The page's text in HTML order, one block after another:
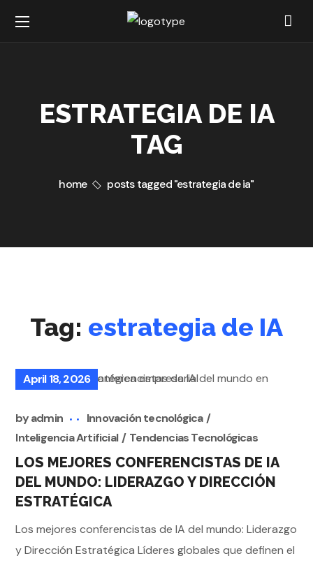
ESTRATEGIA DE IA
TAG
home posts tagged "estrategia de ia"
Tag: estrategia de IA
April 18, 2026
byadmin
Innovación tecnológica
Inteligencia Artificial
Tendencias Tecnológicas
LOS MEJORES CONFERENCISTAS DE IA
DEL MUNDO: LIDERAZGO Y DIRECCIÓN
ESTRATÉGICA
Los mejores conferencistas de IA del mundo: Liderazgo
y Dirección Estratégica Líderes globales que definen el